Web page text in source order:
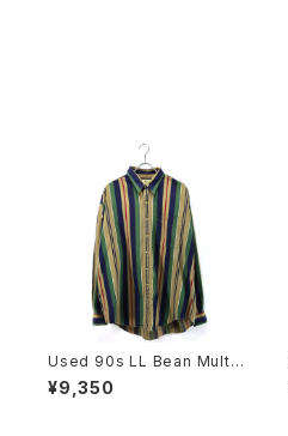
Used 90s LL Bean Multi
Color Stripes Cotton Shir
t Size XL 古着
¥9,350